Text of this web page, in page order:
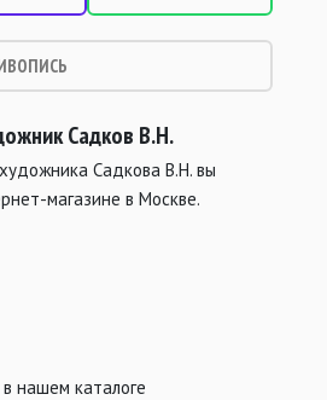
Садков В.Н.
Садкова В.Н. вы
магазине в Москве.
нашем каталоге